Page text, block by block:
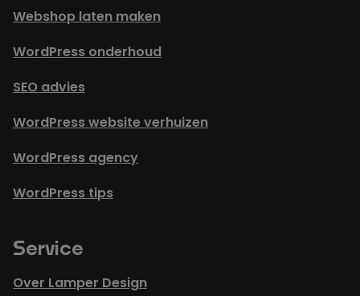
Webshop laten maken
WordPress onderhoud
SEO advies
WordPress website verhuizen
WordPress agency
WordPress tips
Service
Over Lamper Design